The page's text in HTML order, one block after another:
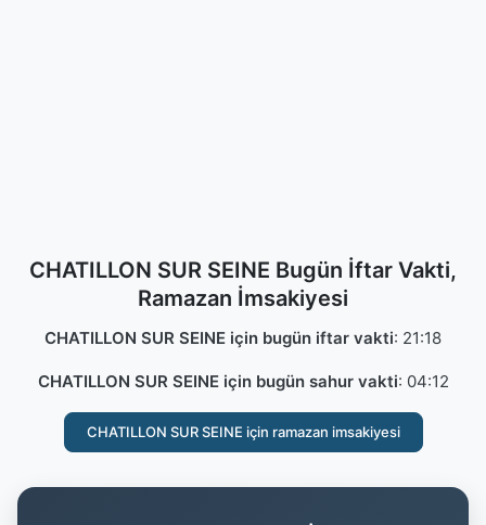
CHATILLON SUR SEINE Bugün İftar Vakti,
Ramazan İmsakiyesi
CHATILLON SUR SEINE için bugün iftar vakti: 21:18
CHATILLON SUR SEINE için bugün sahur vakti: 04:12
CHATILLON SUR SEINE için ramazan imsakiyesi